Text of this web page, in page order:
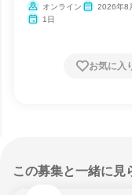
ス
オンライン
2026年8
1日
お気に入
この募集と一緒に見